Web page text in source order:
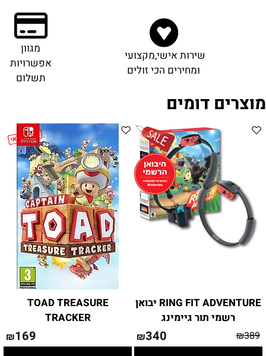
שירות אישי,מקצועי
ומחירים הכי זולים
מגוון
אפשרויות
תשלום
מוצרים דומים
RING FIT ADVENTURE יבואן
רשמי תור גיימינג
₪389
₪340
TOAD TREASURE
TRACKER
₪169